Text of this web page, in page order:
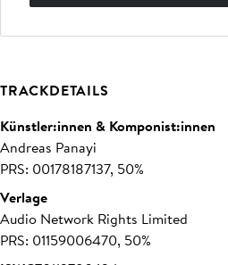
TRACKDETAILS
Künstler:innen & Komponist:innen
Andreas Panayi
PRS: 00178187137, 50%
Verlage
Audio Network Rights Limited
PRS: 01159006470, 50%